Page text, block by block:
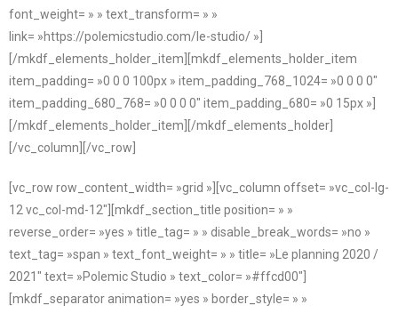
font_weight= » » text_transform= » »
link= »https://polemicstudio.com/le-studio/ »]
[/mkdf_elements_holder_item][mkdf_elements_holder_item
item_padding= »0 0 0 100px » item_padding_768_1024= »0 0 0 0″
item_padding_680_768= »0 0 0 0″ item_padding_680= »0 15px »]
[/mkdf_elements_holder_item][/mkdf_elements_holder]
[/vc_column][/vc_row]
[vc_row row_content_width= »grid »][vc_column offset= »vc_col-lg-
12 vc_col-md-12″][mkdf_section_title position= » »
reverse_order= »yes » title_tag= » » disable_break_words= »no »
text_tag= »span » text_font_weight= » » title= »Le planning 2020 /
2021″ text= »Polemic Studio » text_color= »#ffcd00″]
[mkdf_separator animation= »yes » border_style= » »